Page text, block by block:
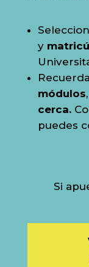
y
módulos,
cerca.
puedes
Si